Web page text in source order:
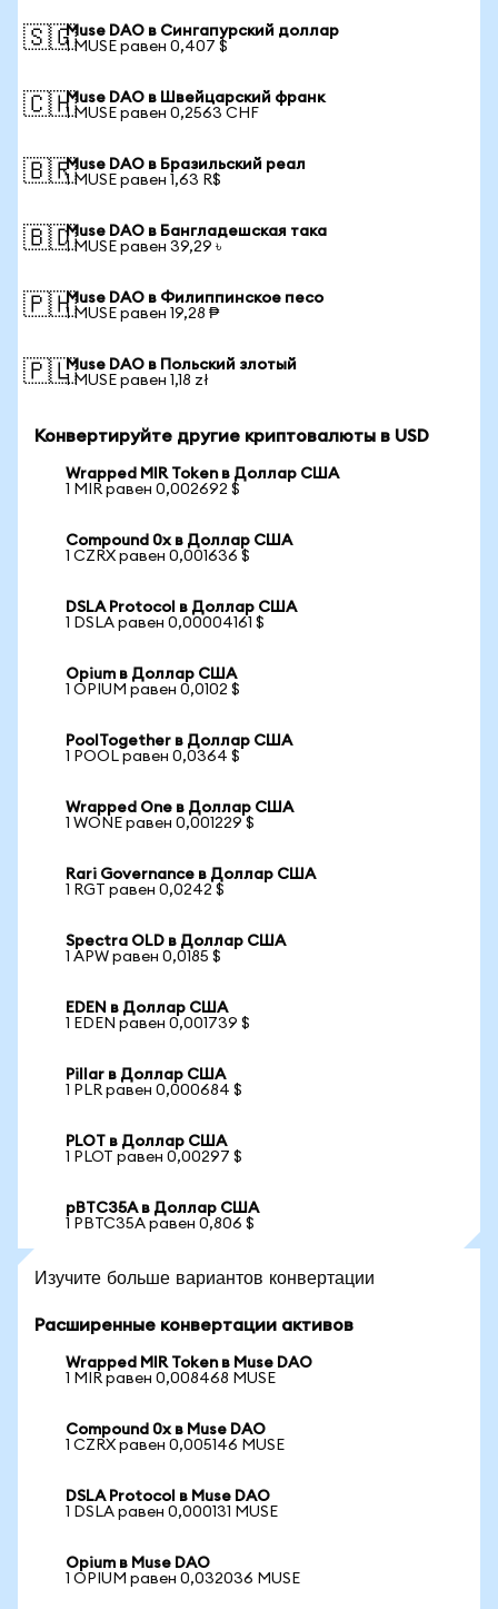
🇸🇬Muse DAO в Сингапурский доллар
1 MUSE равен 0,407 $
🇨🇭Muse DAO в Швейцарский франк
1 MUSE равен 0,2563 CHF
🇧🇷Muse DAO в Бразильский реал
1 MUSE равен 1,63 R$
🇧🇩Muse DAO в Бангладешская така
1 MUSE равен 39,29 ৳
🇵🇭Muse DAO в Филиппинское песо
1 MUSE равен 19,28 ₱
🇵🇱Muse DAO в Польский злотый
1 MUSE равен 1,18 zł
Конвертируйте другие криптовалюты в USD
Wrapped MIR Token в Доллар США
1 MIR равен 0,002692 $
Compound 0x в Доллар США
1 CZRX равен 0,001636 $
DSLA Protocol в Доллар США
1 DSLA равен 0,00004161 $
Opium в Доллар США
1 OPIUM равен 0,0102 $
PoolTogether в Доллар США
1 POOL равен 0,0364 $
Wrapped One в Доллар США
1 WONE равен 0,001229 $
Rari Governance в Доллар США
1 RGT равен 0,0242 $
Spectra OLD в Доллар США
1 APW равен 0,0185 $
EDEN в Доллар США
1 EDEN равен 0,001739 $
Pillar в Доллар США
1 PLR равен 0,000684 $
PLOT в Доллар США
1 PLOT равен 0,00297 $
pBTC35A в Доллар США
1 PBTC35A равен 0,806 $
Изучите больше вариантов конвертации
Расширенные конвертации активов
Wrapped MIR Token в Muse DAO
1 MIR равен 0,008468 MUSE
Compound 0x в Muse DAO
1 CZRX равен 0,005146 MUSE
DSLA Protocol в Muse DAO
1 DSLA равен 0,000131 MUSE
Opium в Muse DAO
1 OPIUM равен 0,032036 MUSE